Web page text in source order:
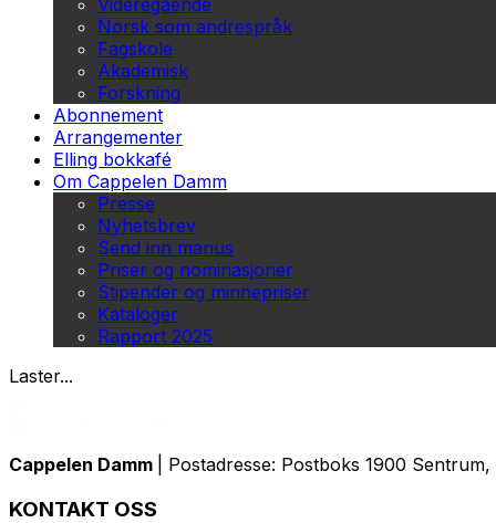
Videregående
Norsk som andrespråk
Fagskole
Akademisk
Forskning
Abonnement
Arrangementer
Elling bokkafé
Om Cappelen Damm
Presse
Nyhetsbrev
Send inn manus
Priser og nominasjoner
Stipender og minnepriser
Kataloger
Rapport 2025
Laster...
Cappelen Damm | Postadresse: Postboks 1900
KONTAKT OSS